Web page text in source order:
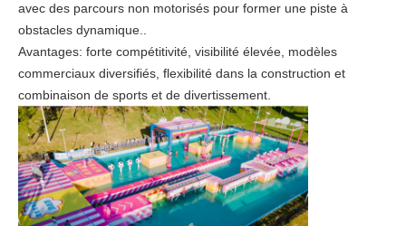
avec des parcours non motorisés pour former une piste à
obstacles dynamique..
Avantages: forte compétitivité, visibilité élevée, modèles
commerciaux diversifiés, flexibilité dans la construction et
combinaison de sports et de divertissement.